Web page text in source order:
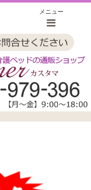
メニュー